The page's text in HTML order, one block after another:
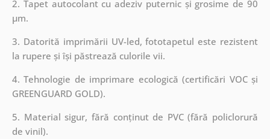
2. Tapet autocolant cu adeziv puternic și grosime de 90
µm.
3. Datorită imprimării UV-led, fototapetul este rezistent
la rupere și își păstrează culorile vii.
4. Tehnologie de imprimare ecologică (certificări VOC și
GREENGUARD GOLD).
5. Material sigur, fără conținut de PVC (fără policlorură
de vinil).